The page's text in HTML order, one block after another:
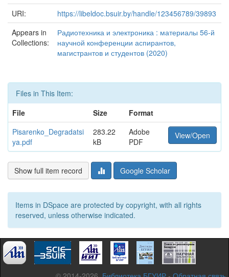
URI:
https://libeldoc.bsuir.by/handle/123456789/39893
Appears in
Collections:
Радиотехника и электроника : материалы 56-й
научной конференции аспирантов,
магистрантов и студентов (2020)
Files in This Item:
File
Size
Format
Pisarenko_Degradatsi
ya.pdf
283.22
kB
Adobe
PDF
View/Open
Show full item record Google Scholar
Items in DSpace are protected by copyright, with all rights
reserved, unless otherwise indicated.